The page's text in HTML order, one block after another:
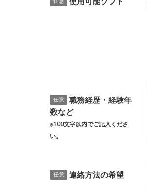
任意
職務経歴・経験年
数など
※100文字以内でご記入くださ
い。
任意 連絡方法の希望